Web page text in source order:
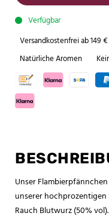
Verfügbar
Versandkostenfrei ab 149 €
Natürliche Aromen
Unser
unserer hochprozentigen
Rauch Blutwurz (50% vol).